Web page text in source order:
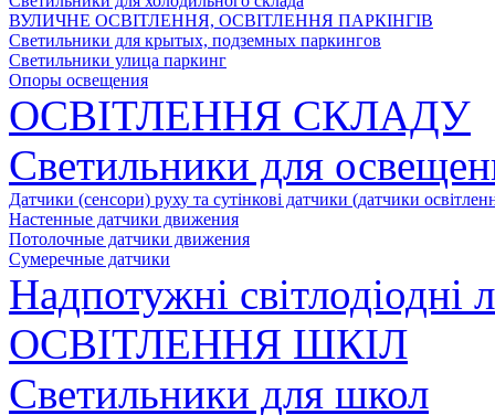
ВУЛИЧНЕ ОСВІТЛЕННЯ, ОСВІТЛЕННЯ ПАРКІНГІВ
Светильники для крытых, подземных паркингов
Светильники улица паркинг
Опоры освещения
ОСВІТЛЕННЯ СКЛАДУ
Светильники для
Датчики (сенсори) руху та сутінкові датчики (датчики
Настенные датчики движения
Потолочные датчики движения
Сумеречные датчики
Надпотужні світлодіодні
ОСВІТЛЕННЯ ШКІЛ
Светильники для школ